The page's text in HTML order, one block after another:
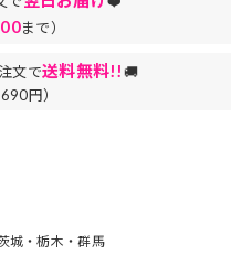
まで）
文で送料無料!!🚚
円）
城・栃木・群馬